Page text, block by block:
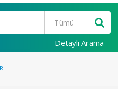
Detaylı Arama